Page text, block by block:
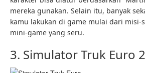
mereka gunakan. Selain itu, banyak
kamu lakukan di game mulai dari
mini-game yang seru.
3. Simulator Truk Euro 2